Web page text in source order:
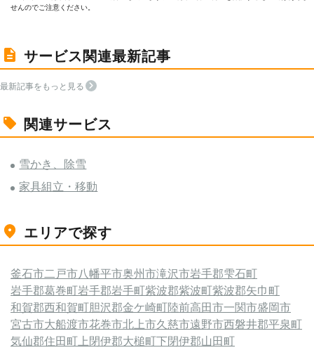
せんのでご注意ください。
サービス関連最新記事
最新記事をもっと見る
関連サービス
雪かき、除雪
家具組立・移動
エリアで探す
釜石市二戸市八幡平市奥州市滝沢市岩手郡雫石町
岩手郡葛巻町岩手郡岩手町紫波郡紫波町紫波郡矢巾町
和賀郡西和賀町胆沢郡金ケ崎町陸前高田市一関市盛岡市
宮古市大船渡市花巻市北上市久慈市遠野市西磐井郡平泉町
気仙郡住田町上閉伊郡大槌町下閉伊郡山田町